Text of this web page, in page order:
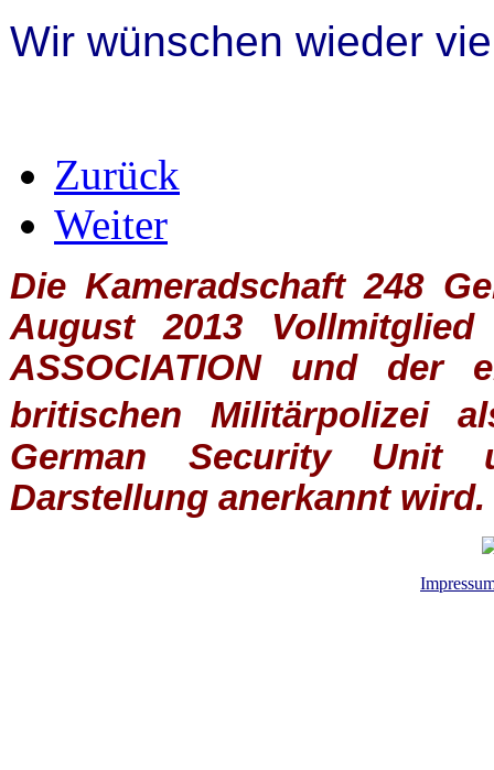
Wir wünschen wieder
Zurück
Weiter
Die Kameradschaft 248
August 2013
ASSOCIATIONund der
britischen
Militärpolizei
German Security Unit
Darstellung anerkannt wird.